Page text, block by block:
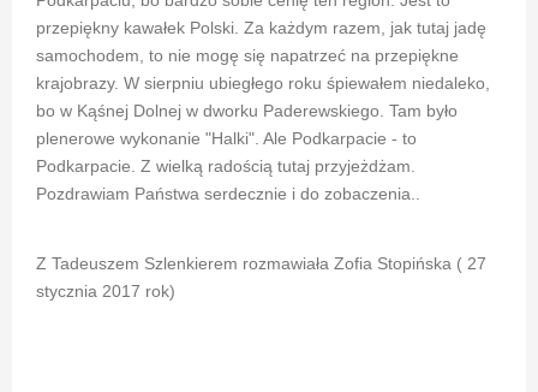
przepiękny kawałek Polski. Za każdym razem, jak tutaj jadę
samochodem, to nie mogę się napatrzeć na przepiękne
krajobrazy. W sierpniu ubiegłego roku śpiewałem niedaleko,
bo w Kąśnej Dolnej w dworku Paderewskiego. Tam było
plenerowe wykonanie "Halki". Ale Podkarpacie - to
Podkarpacie. Z wielką radością tutaj przyjeżdżam.
Pozdrawiam Państwa serdecznie i do zobaczenia..
Z Tadeuszem Szlenkierem rozmawiała Zofia Stopińska ( 27
stycznia 2017 rok)